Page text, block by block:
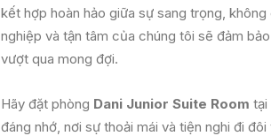
kết hợp hoàn hảo giữa sự sang trọng,
nghiệp và tận tâm của chúng tôi sẽ đảm
vượt qua mong đợi.
Hãy đặt phòng Dani Junior Suite Room tại
đáng nhớ, nơi sự thoải mái và tiện nghi đi